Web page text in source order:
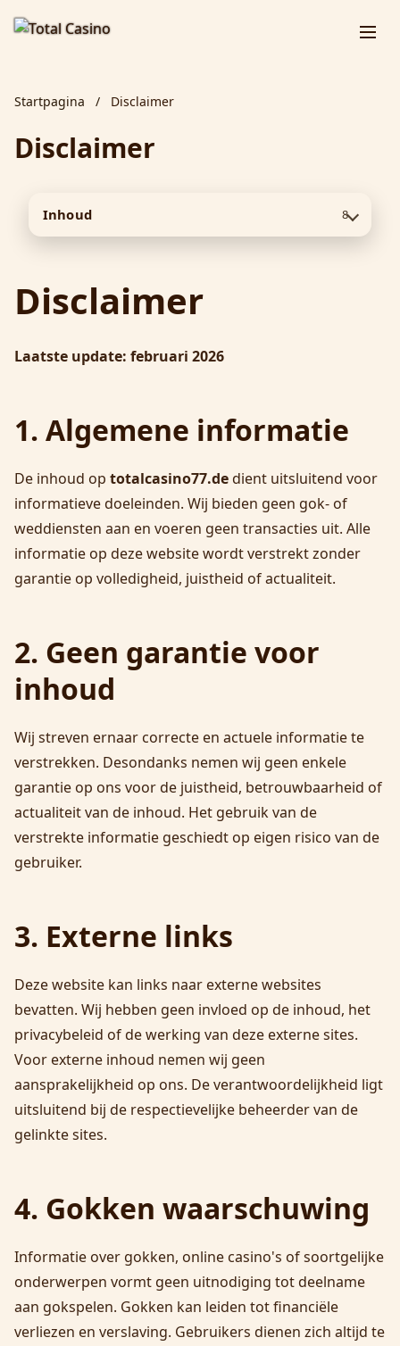
Startpagina / Disclaimer
Disclaimer
Inhoud 8
Disclaimer
Laatste update: februari 2026
1. Algemene informatie
De inhoud op totalcasino77.dedient uitsluitend voor
informatieve doeleinden. Wij bieden geen gok- of
weddiensten aan en voeren geen transacties uit. Alle
informatie op deze website wordt verstrekt zonder
garantie op volledigheid, juistheid of actualiteit.
2. Geen garantie voor
inhoud
Wij streven ernaar correcte en actuele informatie te
verstrekken. Desondanks nemen wij geen enkele
garantie op ons voor de juistheid, betrouwbaarheid of
actualiteit van de inhoud. Het gebruik van de
verstrekte informatie geschiedt op eigen risico van de
gebruiker.
3. Externe links
Deze website kan links naar externe websites
bevatten. Wij hebben geen invloed op de inhoud, het
privacybeleid of de werking van deze externe sites.
Voor externe inhoud nemen wij geen
aansprakelijkheid op ons. De verantwoordelijkheid ligt
uitsluitend bij de respectievelijke beheerder van de
gelinkte sites.
4. Gokken waarschuwing
Informatie over gokken, online casino's of soortgelijke
onderwerpen vormt geen uitnodiging tot deelname
aan gokspelen. Gokken kan leiden tot financiële
verliezen en verslaving. Gebruikers dienen zich altijd te